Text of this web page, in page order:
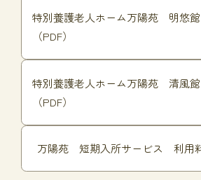
特別養護老人ホーム万陽苑 明悠
（PDF）
特別養護老人ホーム万陽苑 清風
（PDF）
万陽苑 短期入所サービス 利用料